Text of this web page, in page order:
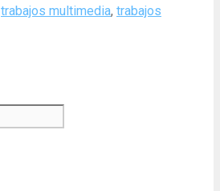
trabajos multimedia, trabajos